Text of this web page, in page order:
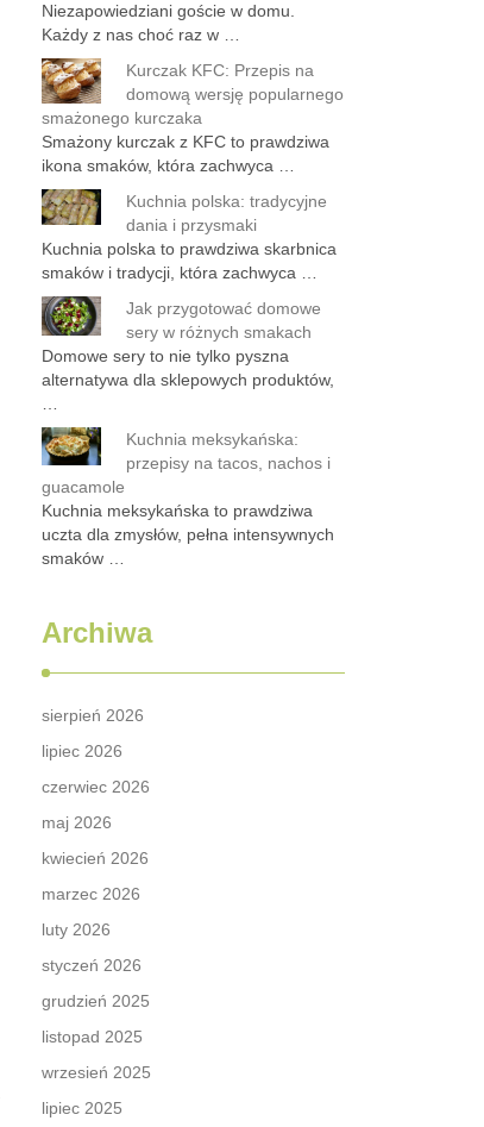
Niezapowiedziani goście w domu.
Każdy z nas choć raz w …
Kurczak KFC: Przepis na
domową wersję popularnego
smażonego kurczaka
Smażony kurczak z KFC to prawdziwa
ikona smaków, która zachwyca …
Kuchnia polska: tradycyjne
dania i przysmaki
Kuchnia polska to prawdziwa skarbnica
smaków i tradycji, która zachwyca …
Jak przygotować domowe
sery w różnych smakach
Domowe sery to nie tylko pyszna
alternatywa dla sklepowych produktów,
Kuchnia meksykańska:
przepisy na tacos, nachos i
guacamole
Kuchnia meksykańska to prawdziwa
uczta dla zmysłów, pełna intensywnych
smaków …
Archiwa
sierpień 2026
lipiec 2026
czerwiec 2026
maj 2026
kwiecień 2026
marzec 2026
luty 2026
styczeń 2026
grudzień 2025
listopad 2025
wrzesień 2025
lipiec 2025